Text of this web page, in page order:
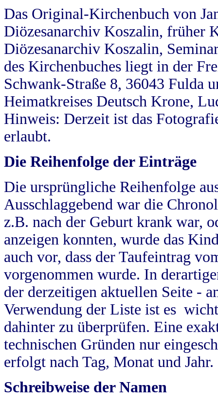
Das Original-Kirchenbuch von
Diözesanarchiv Koszalin, früher
Diözesanarchiv Koszalin,
des Kirchenbuches liegt in der
Schwank-Straße 8, 36043 Fulda
Heimatkreises Deutsch Krone,
Hinweis: Derzeit ist das
erlaubt.
Die Reihenfolge der Einträge
Die ursprüngliche Reihenfolge
Ausschlaggebend war die
z.B. nach der Geburt krank war,
anzeigen konnten, wurde das
auch vor, dass der Taufeintrag
vorgenommen wurde. In
der derzeitigen aktuellen Seite -
Verwendung der Liste ist es
dahinter zu überprüfen. Eine
technischen Gründen nur
erfolgt nach Tag, Monat und Jahr.
Schreibweise der Namen